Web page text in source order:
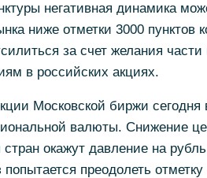
негативная динамика
ниже отметки 3000 пунктов
за счет желания
в российских акциях.
Московской биржи
валюты. Снижение
окажут давление на
попытается преодолеть